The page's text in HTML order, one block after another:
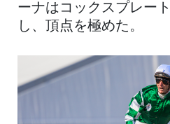
ーナはコックスプレー
し、頂点を極めた。